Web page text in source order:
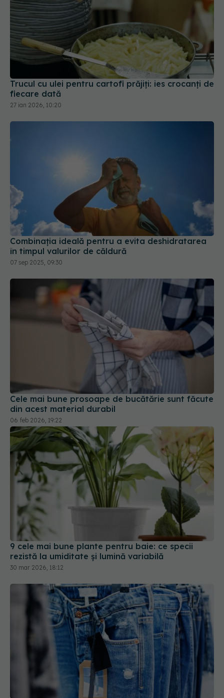
Trucul cu ulei pentru cartofi prăjiți: ies crocanți de
fiecare dată
27 ian 2026, 10:20
Combinația ideală pentru a evita deshidratarea
în timpul valurilor de căldură
07 sep 2025, 09:30
Cele mai bune prosoape de bucătărie sunt făcute
din acest material durabil
06 feb 2026, 19:22
9 cele mai bune plante pentru baie: ce specii
rezistă la umiditate și lumină variabilă
30 mar 2026, 18:12